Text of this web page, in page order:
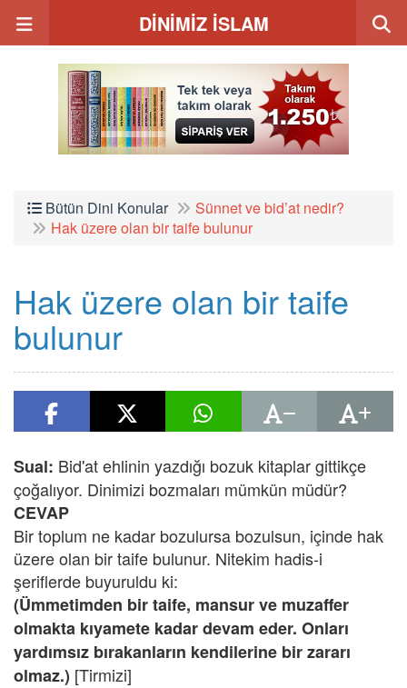
DİNİMİZ İSLAM
Bütün Dini Konular
Sünnet ve bid’at nedir?
Hak üzere olan bir taife bulunur
Hak üzere olan bir taife
bulunur
Sual: Bid'at ehlinin yazdığı bozuk kitaplar gittikçe
çoğalıyor. Dinimizi bozmaları mümkün müdür?
CEVAP
Bir toplum ne kadar bozulursa bozulsun, içinde hak
üzere olan bir taife bulunur. Nitekim hadis-i
şeriflerde buyuruldu ki:
(Ümmetimden bir taife, mansur ve muzaffer
olmakta kıyamete kadar devam eder. Onları
yardımsız bırakanların kendilerine bir zararı
olmaz.) [Tirmizi]